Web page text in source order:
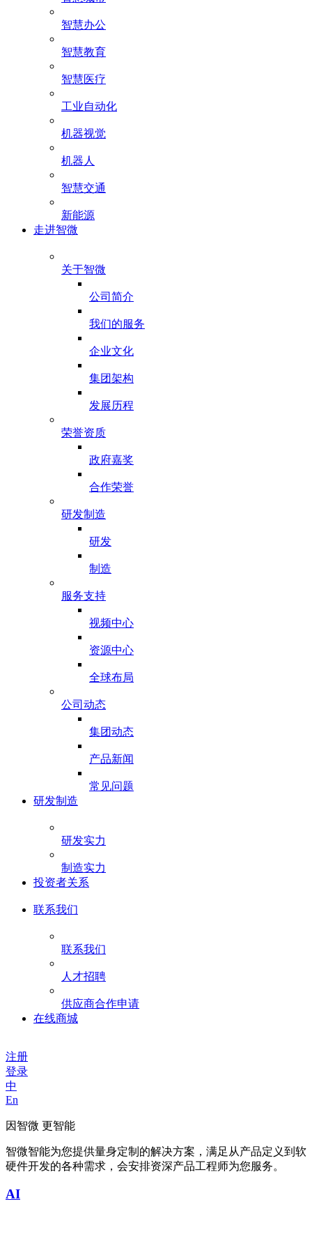
智慧办公
智慧教育
智慧医疗
工业自动化
机器视觉
机器人
智慧交通
新能源
走进智微
关于智微
公司简介
我们的服务
企业文化
集团架构
发展历程
荣誉资质
政府嘉奖
合作荣誉
研发制造
研发
制造
服务支持
视频中心
资源中心
全球布局
公司动态
集团动态
产品新闻
常见问题
研发制造
研发实力
制造实力
投资者关系
联系我们
联系我们
人才招聘
供应商合作申请
在线商城
注册
登录
中
En
因智微 更智能
智微智能为您提供量身定制的解决方案，满足从产品定义到软
硬件开发的各种需求，会安排资深产品工程师为您服务。
AI